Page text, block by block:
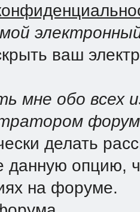
ваш
мне обо всех
делать
данную опцию,
на форуме.